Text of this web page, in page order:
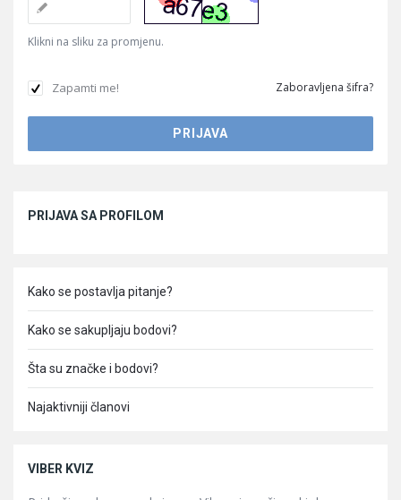
Klikni na sliku za promjenu.
Zapamti me! Zaboravljena šifra?
PRIJAVA SA PROFILOM
Kako se postavlja pitanje?
Kako se sakupljaju bodovi?
Šta su značke i bodovi?
Najaktivniji članovi
VIBER KVIZ